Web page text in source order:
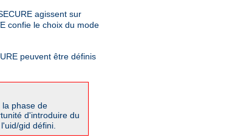
agissent sur
confie le choix du mode
peuvent être définis
la phase de
d'introduire du
gid défini.